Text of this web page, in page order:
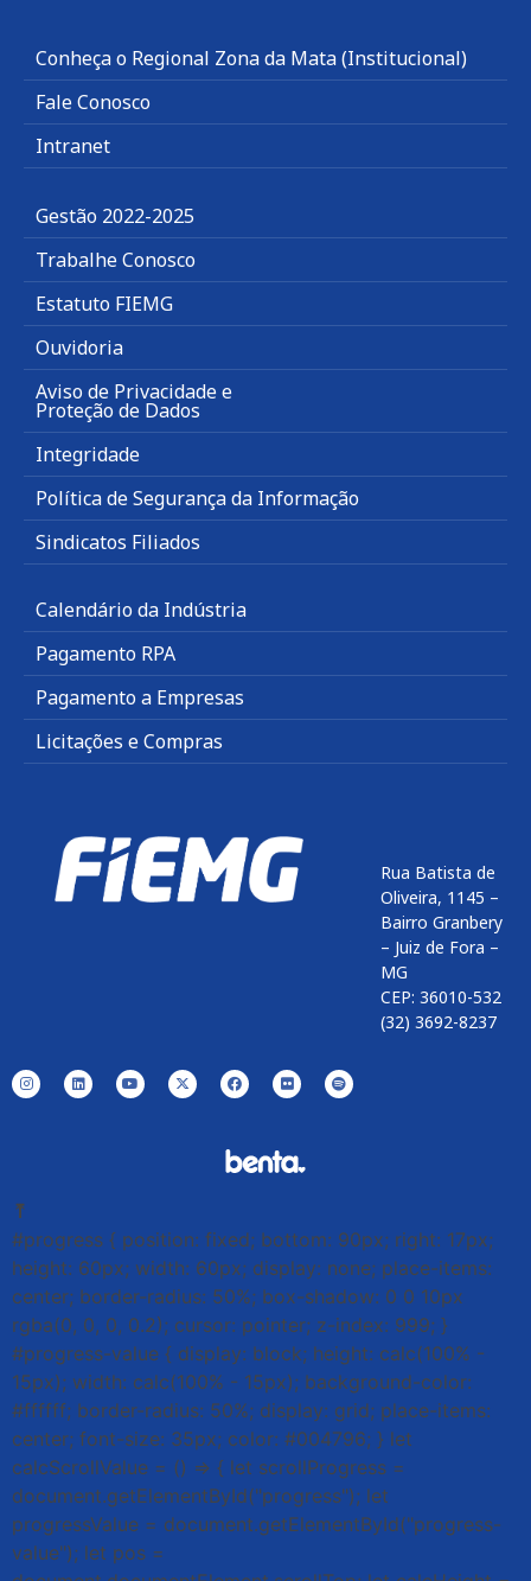
Conheça o Regional Zona da Mata (Institucional)
Fale Conosco
Intranet
Gestão 2022-2025
Trabalhe Conosco
Estatuto FIEMG
Ouvidoria
Aviso de Privacidade e
Proteção de Dados
Integridade
Política de Segurança da Informação
Sindicatos Filiados
Calendário da Indústria
Pagamento RPA
Pagamento a Empresas
Licitações e Compras
Rua Batista de
Oliveira, 1145 –
Bairro Granbery
– Juiz de Fora –
MG
CEP: 36010-532
(32) 3692-8237
⤒
#progress { position: fixed; bottom: 90px; right: 17px;
height: 60px; width: 60px; display: none; place-items:
center; border-radius: 50%; box-shadow: 0 0 10px
rgba(0, 0, 0, 0.2); cursor: pointer; z-index: 999; }
#progress-value { display: block; height: calc(100% -
15px); width: calc(100% - 15px); background-color:
#ffffff; border-radius: 50%; display: grid; place-items:
center; font-size: 35px; color: #004796; } let
calcScrollValue = () => { let scrollProgress =
document.getElementById("progress"); let
progressValue = document.getElementById("progress-
value"); let pos =